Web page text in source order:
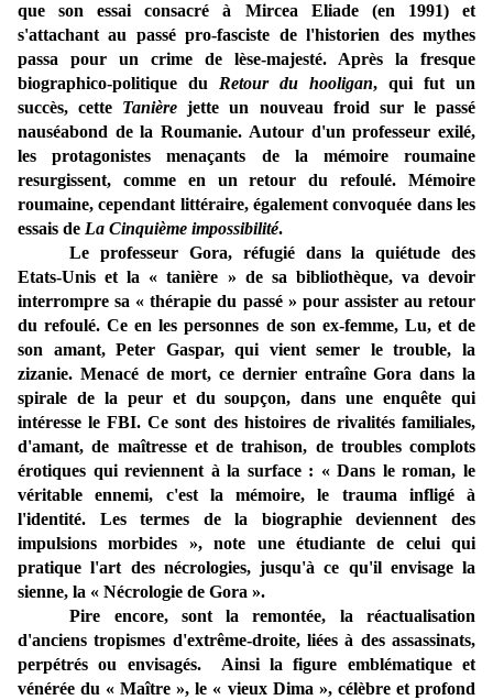
que son essai consacré à Mircea Eliade (en 1991) et
s'attachant au passé pro-fasciste de l'historien des mythes
passa pour un crime de lèse-majesté. Après la fresque
biographico-politique du Retour du hooligan, qui fut un
succès, cette Tanière jette un nouveau froid sur le passé
nauséabond de la Roumanie. Autour d'un professeur exilé,
les protagonistes menaçants de la mémoire roumaine
resurgissent,
comme en un retour du refoulé. Mémoire
roumaine, cependant littéraire, également convoquée dans les
essais de La Cinquième impossibilité.
Le professeur Gora, réfugié dans la quiétude des
Etats-Unis et la « tanière » de sa bibliothèque, va devoir
interrompre sa « thérapie du passé » pour assister au retour
du refoulé. Ce en les personnes de son ex-femme, Lu, et de
son amant, Peter Gaspar, qui vient semer le trouble, la
zizanie. Menacé de mort, ce dernier entraîne Gora dans la
spirale de la peur et du soupçon, dans une enquête qui
intéresse le FBI. Ce sont des histoires de rivalités familiales,
d'amant, de maîtresse et de trahison, de troubles complots
érotiques qui reviennent à la surface : « Dans le roman, le
véritable ennemi, c'est la mémoire, le trauma infligé à
l'identité. Les termes de la biographie deviennent des
impulsions morbides
», note une étudiante de celui qui
pratique l'art des nécrologies, jusqu'à ce qu'il envisage la
sienne, la « Nécrologie de Gora ».
Pire encore, sont la remontée, la réactualisation
d'anciens tropismes d'extrême-droite, liées à des assassinats,
perpétrés ou envisagés. Ainsi la figure emblématique et
vénérée du « Maître », le « vieux Dima », célèbre et profond